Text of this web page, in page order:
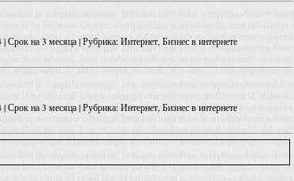
Срок на 3 месяца | Рубрика: Интернет, Бизнес в интернете
Срок на 3 месяца | Рубрика: Интернет, Бизнес в интернете